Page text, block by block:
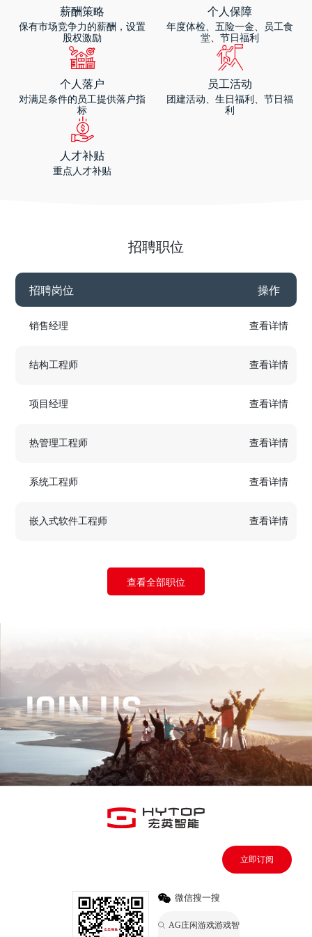
薪酬策略
保有市场竞争力的薪酬，设置
股权激励
个人保障
年度体检、五险一金、员工食
堂、节日福利
个人落户
对满足条件的员工提供落户指
标
员工活动
团建活动、生日福利、节日福
利
人才补贴
重点人才补贴
招聘职位
招聘岗位 操作
销售经理 查看详情
结构工程师 查看详情
项目经理 查看详情
热管理工程师 查看详情
系统工程师 查看详情
嵌入式软件工程师 查看详情
查看全部职位
立即订阅
微信搜一搜
AG庄闲游戏游戏智